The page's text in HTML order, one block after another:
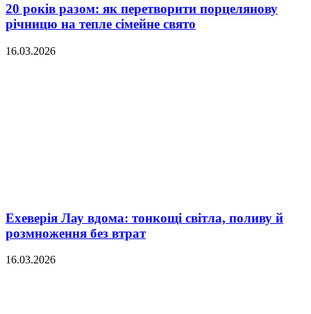
20 років разом: як перетворити порцелянову
річницю на тепле сімейне свято
16.03.2026
Ехеверія Лау вдома: тонкощі світла, поливу й
розмноження без втрат
16.03.2026